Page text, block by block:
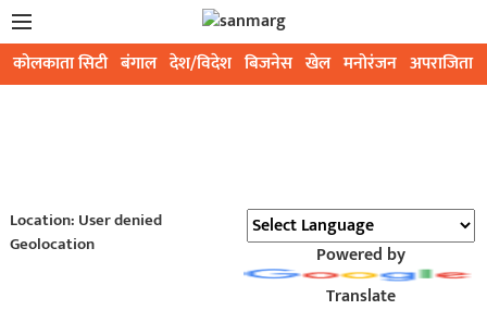
कोलकाता सिटी बंगाल देश/विदेश बिजनेस खेल मनोरंजन अपराजिता
Location: User denied
Geolocation
Powered by
Translate